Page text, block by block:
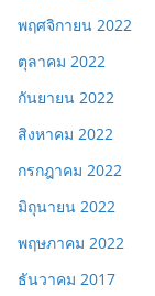
พฤศจิกายน 2022
ตุลาคม 2022
กันยายน 2022
สิงหาคม 2022
กรกฎาคม 2022
มิถุนายน 2022
พฤษภาคม 2022
ธันวาคม 2017